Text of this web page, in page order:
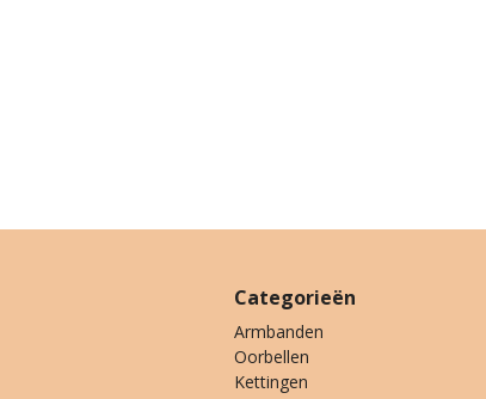
Categorieën
Armbanden
Oorbellen
Kettingen